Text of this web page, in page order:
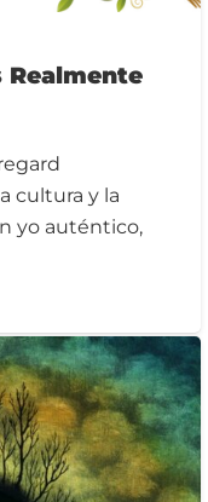
Realmente
cultura y la
yo auténtico,